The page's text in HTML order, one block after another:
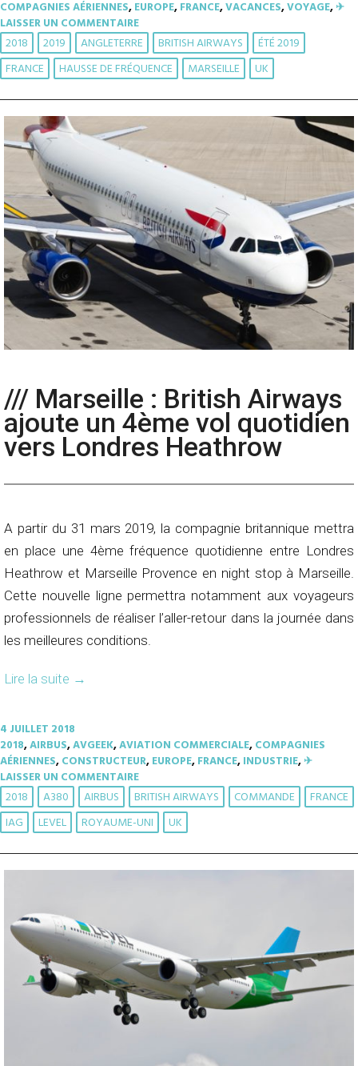
COMPAGNIES AÉRIENNES,EUROPE,FRANCE,VACANCES,VOYAGE,✈︎
LAISSER UN COMMENTAIRE
2018 2019 ANGLETERRE BRITISH AIRWAYS
ÉTÉ 2019
FRANCE
HAUSSE DE FRÉQUENCE MARSEILLE UK
/// Marseille : British Airways
ajoute un 4ème vol quotidien
vers Londres Heathrow
A partir du 31 mars 2019, la compagnie britannique mettra
en place une 4ème fréquence quotidienne entre Londres
Heathrow et Marseille Provence en night stop à Marseille.
Cette nouvelle ligne permettra notamment aux voyageurs
professionnels de réaliser l’aller-retour dans la journée dans
les meilleures conditions.
Lire la suite →
4 JUILLET 2018
2018,AIRBUS,AVGEEK,AVIATION COMMERCIALE,COMPAGNIES
AÉRIENNES,CONSTRUCTEUR,EUROPE,FRANCE,INDUSTRIE,✈︎
LAISSER UN COMMENTAIRE
2018 A380 AIRBUS BRITISH AIRWAYS COMMANDE
FRANCE
IAG
LEVEL ROYAUME-UNI UK